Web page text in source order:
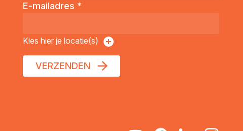
E-mailadres *
Kies hier je locatie(s)
VERZENDEN